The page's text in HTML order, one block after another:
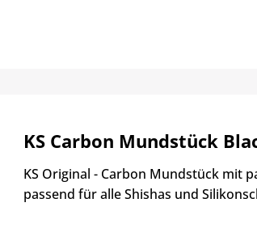
KS Carbon Mundstück
KS Original - Carbon Mundstück mit
passend für alle Shishas und